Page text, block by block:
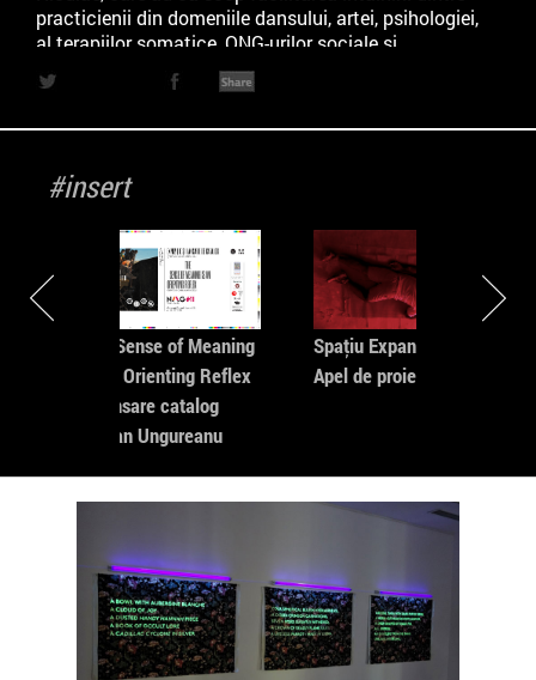
practicienii din domeniile dansului, artei, psihologiei,
al terapiilor somatice, ONG-urilor sociale și
medicale, și crearea dialogului și schimbului de
experință interdisciplinar, care pot oferi abordări și
#insert
The Sense of Meaning
is an Orienting Reflex
- Lansare catalog
Ștefan Ungureanu
Spaţiu Expandat _
Apel de proiecte